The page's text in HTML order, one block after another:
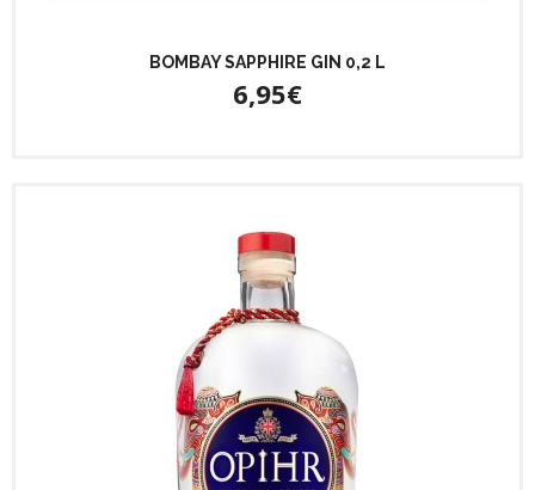
BOMBAY SAPPHIRE GIN 0,2 L
6,95€